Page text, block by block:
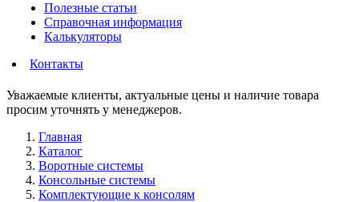
Полезные статьи
Справочная информация
Калькуляторы
Контакты
Уважаемые клиенты, актуальные цены и наличие товара
просим уточнять у менеджеров.
Главная
Каталог
Воротные системы
Консольные системы
Комплектующие к консолям